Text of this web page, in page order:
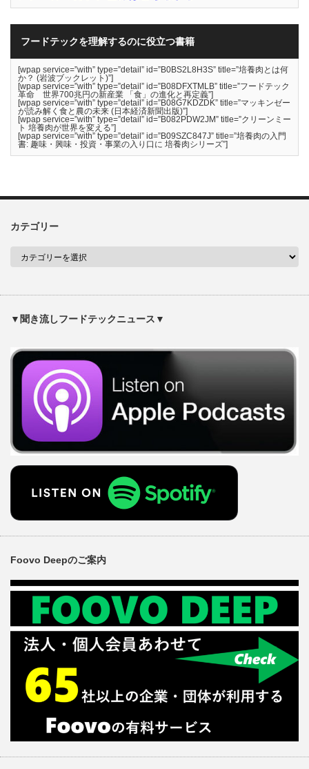
フードテックを理解するのに役立つ書籍
[wpap service=”with” type=”detail” id=”B0BS2L8H3S” title=”培養肉とは何
か？ (岩波ブックレット)”]
[wpap service=”with” type=”detail” id=”B08DFXTMLB” title=”フードテック
革命 世界700兆円の新産業 「食」の進化と再定義”]
[wpap service=”with” type=”detail” id=”B08G7KDZDK” title=”マッキンゼー
が読み解く食と農の未来 (日本経済新聞出版)”]
[wpap service=”with” type=”detail” id=”B082PDW2JM” title=”クリーンミー
ト 培養肉が世界を変える”]
[wpap service=”with” type=”detail” id=”B09SZC847J” title=”培養肉の入門
書: 趣味・興味・投資・事業の入り口に 培養肉シリーズ”]
カテゴリー
▼聞き流しフードテックニュース▼
Foovo Deepのご案内